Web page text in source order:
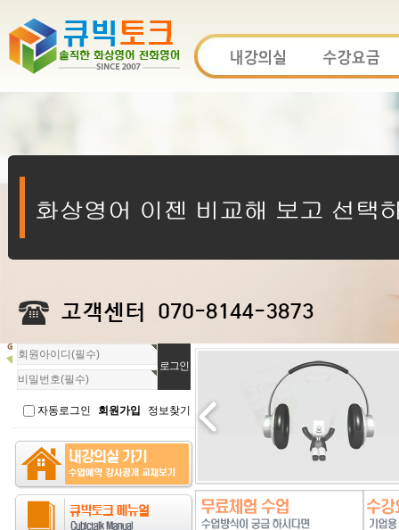
회
원
로
인
자동로그인 회원가입 정보찾기